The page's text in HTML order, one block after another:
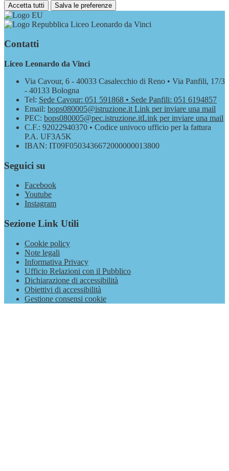
Accetta tutti Salva le preferenze
Liceo Leonardo da Vinci
Contatti
Liceo Leonardo da Vinci
Via Cavour, 6 - 40033 Casalecchio di Reno • Via Panfili, 17/3
- 40133 Bologna
Tel: Sede Cavour: 051 591868 • Sede Panfili: 051 6194857
Email: bops080005@istruzione.it Link per inviare una mail
PEC: bops080005@pec.istruzione.itLink per inviare una mail
C.F.: 92022940370 • Codice univoco ufficio per la fattura
P.A. UF3A5K
IBAN: IT09F0503436672000000013800
Seguici su
Facebook
Youtube
Instagram
Sezione Link Utili
Cookie policy
Note legali
Informativa Privacy
Ufficio Relazioni con il Pubblico
Dichiarazione di accessibilità
Obiettivi di accessibilità
Gestione consensi cookie